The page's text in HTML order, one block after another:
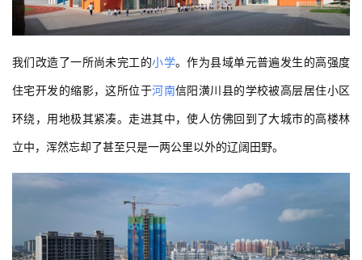
我们改造了一所尚未完工的小学。作为县域单元普遍发生的高强度
住宅开发的缩影，这所位于河南信阳潢川县的学校被高层居住小区
环绕，用地极其紧凑。走进其中，使人仿佛回到了大城市的高楼林
立中，浑然忘却了甚至只是一两公里以外的辽阔田野。